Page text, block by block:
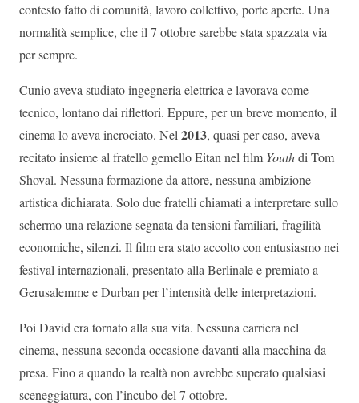
contesto fatto di comunità, lavoro collettivo, porte aperte. Una
normalità semplice, che il 7 ottobre sarebbe stata spazzata via
per sempre.
Cunio aveva studiato ingegneria elettrica e lavorava come
tecnico, lontano dai riflettori. Eppure, per un breve momento, il
cinema lo aveva incrociato. Nel 2013, quasi per caso, aveva
recitato insieme al fratello gemello Eitan nel film Youthdi Tom
Shoval. Nessuna formazione da attore, nessuna ambizione
artistica dichiarata. Solo due fratelli chiamati a interpretare sullo
schermo una relazione segnata da tensioni familiari, fragilità
economiche, silenzi. Il film era stato accolto con entusiasmo nei
festival internazionali, presentato alla Berlinale e premiato a
Gerusalemme e Durban per l’intensità delle interpretazioni.
Poi David era tornato alla sua vita. Nessuna carriera nel
cinema, nessuna seconda occasione davanti alla macchina da
presa. Fino a quando la realtà non avrebbe superato qualsiasi
sceneggiatura, con l’incubo del 7 ottobre.